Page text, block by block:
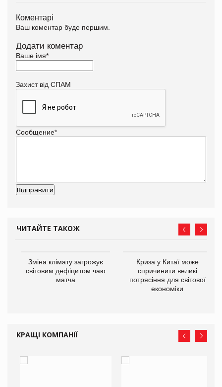
Коментарі
Ваш коментар буде першим.
Додати коментар
Ваше імя*
Захист від СПАМ
Сообщение*
ЧИТАЙТЕ ТАКОЖ
Зміна клімату загрожує
світовим дефіцитом чаю
матча
Криза у Китаї може
спричинити великі
потрясіння для світової
економіки
КРАЩІ КОМПАНІЇ